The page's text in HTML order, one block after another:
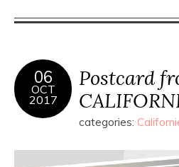
06
OCT
2017
Postcard
categories: